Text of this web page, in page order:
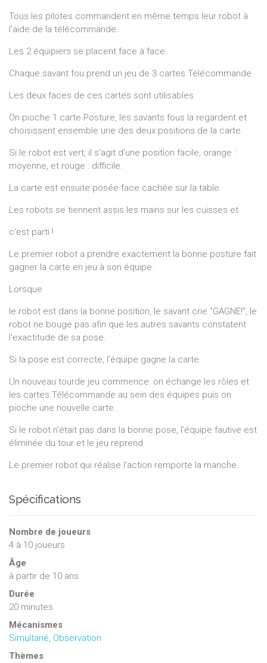
Tous les pilotes commandent en même temps leur robot à
l'aide de la télécommande.
Les 2 équipiers se placent face à face.
Chaque savant fou prend un jeu de 3 cartes Télécommande.
Les deux faces de ces cartes sont utilisables.
On pioche 1 carte Posture, les savants fous la regardent et
choisissent ensemble une des deux positions de la carte.
Si le robot est vert, il s'agit d'une position facile, orange :
moyenne, et rouge : difficile.
La carte est ensuite posée face cachée sur la table.
Les robots se tiennent assis les mains sur les cuisses et
c'est parti !
Le premier robot a prendre exactement la bonne posture fait
gagner la carte en jeu à son équipe.
Lorsque
le robot est dans la bonne position, le savant crie “GAGNE!”, le
robot ne bouge pas afin que les autres savants constatent
l'exactitude de sa pose.
Si la pose est correcte, l'équipe gagne la carte.
Un nouveau tourde jeu commence: on échange les rôles et
les cartes Télécommande au sein des équipes puis on
pioche une nouvelle carte.
Si le robot n'était pas dans la bonne pose, l'équipe fautive est
éliminée du tour et le jeu reprend.
Le premier robot qui réalise l'action remporte la manche.
Spécifications
Nombre de joueurs
4 à 10 joueurs
Âge
à partir de 10 ans
Durée
20 minutes
Mécanismes
Simultané Observation
Thèmes